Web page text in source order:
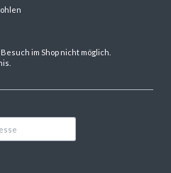
im Shop nicht möglich.